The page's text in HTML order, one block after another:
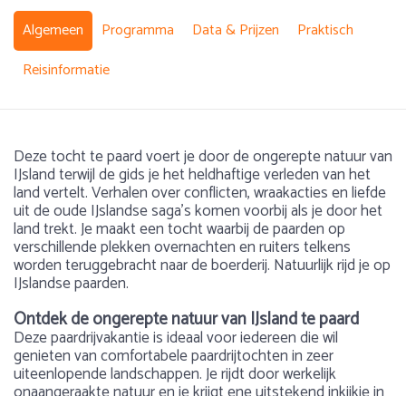
Algemeen Programma Data & Prijzen
Praktisch
Reisinformatie
Deze tocht te paard voert je door de ongerepte natuur van
IJsland terwijl de gids je het heldhaftige verleden van het
land vertelt. Verhalen over conflicten, wraakacties en liefde
uit de oude IJslandse saga’s komen voorbij als je door het
land trekt. Je maakt een tocht waarbij de paarden op
verschillende plekken overnachten en ruiters telkens
worden teruggebracht naar de boerderij. Natuurlijk rijd je op
IJslandse paarden.
Ontdek de ongerepte natuur van IJsland te paard
Deze paardrijvakantie is ideaal voor iedereen die wil
genieten van comfortabele paardrijtochten in zeer
uiteenlopende landschappen. Je rijdt door werkelijk